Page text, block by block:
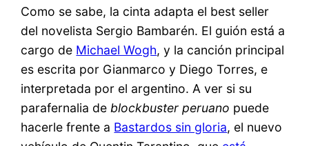
Como se sabe, la cinta adapta el best seller
del novelista Sergio Bambarén. El guión está a
cargo de Michael Wogh, y la canción principal
es escrita por Gianmarco y Diego Torres, e
interpretada por el argentino. A ver si su
parafernalia de blockbuster peruano puede
hacerle frente a Bastardos sin gloria, el nuevo